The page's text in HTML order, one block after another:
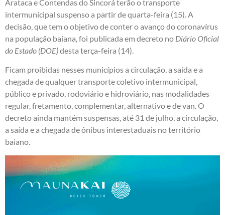
Arataca e Contendas do Sincorá terão o transporte
intermunicipal suspenso a partir de quarta-feira (15). A
decisão, que tem o objetivo de conter o avanço do coronavírus
na população baiana, foi publicada em decreto no Diário Oficial
do Estado (DOE)desta terça-feira (14).
Ficam proibidas nesses municípios a circulação, a saída e a
chegada de qualquer transporte coletivo intermunicipal,
público e privado, rodoviário e hidroviário, nas modalidades
regular, fretamento, complementar, alternativo e de van. O
decreto ainda mantém suspensas, até 31 de julho, a circulação,
a saída e a chegada de ônibus interestaduais no território
baiano.